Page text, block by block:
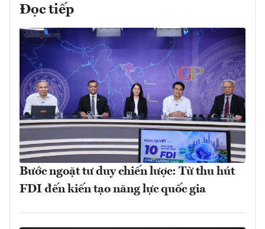
Đọc tiếp
Bước ngoặt tư duy chiến lược: Từ thu hút
FDI đến kiến tạo năng lực quốc gia